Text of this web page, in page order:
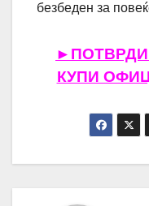
безбеден за
►ПОТВРДИ
КУПИ